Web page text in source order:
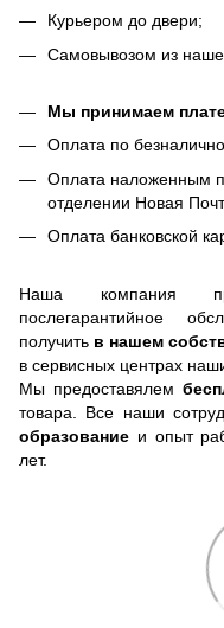
Курьером до двери;
Самовывозом из
Мы принимаем
Оплата по
Оплата наложенным
отделении Новая
Оплата банковской
Наша компания
послегарантийное
получить в нашем
в сервисных центрах
Мы предоставялем
товара. Все наши
образование и опыт
лет.